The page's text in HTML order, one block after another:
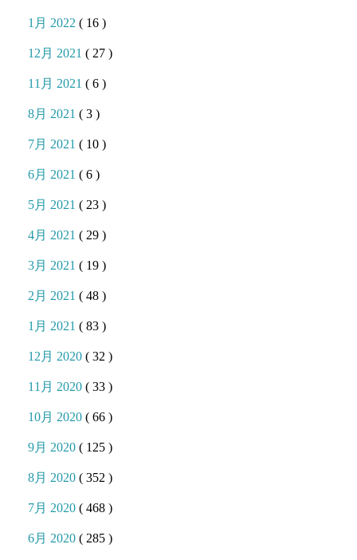
1月 2022( 16 )
12月 2021( 27 )
11月 2021( 6 )
8月 2021( 3 )
7月 2021( 10 )
6月 2021( 6 )
5月 2021( 23 )
4月 2021( 29 )
3月 2021( 19 )
2月 2021( 48 )
1月 2021( 83 )
12月 2020( 32 )
11月 2020( 33 )
10月 2020( 66 )
9月 2020( 125 )
8月 2020( 352 )
7月 2020( 468 )
6月 2020( 285 )